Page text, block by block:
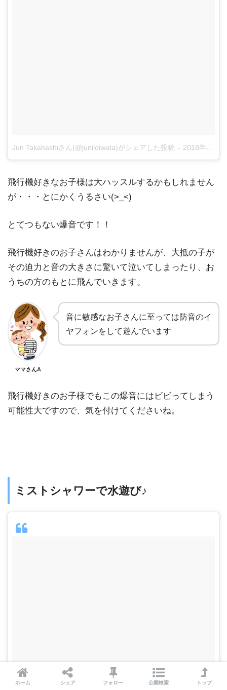
Jun Takahashiさん(@juniloiwata)がシェアした投稿 – 2018年 5月月26日午前5時40分PDT
飛行機好きなお子様は大ハッスルするかもしれません
が・・・とにかくうるさい(>_<)
とてつもない爆音です！！
飛行機好きのお子さんはわかりませんが、大抵の子が
その迫力と音の大きさに驚いて泣いてしまったり、お
うちの方のもとに飛んでいきます。
ママさんA
音に敏感なお子さんに至っては防音のイ
ヤフォンをして遊んでいます
飛行機好きのお子様でもこの爆音にはビビってしまう
可能性大ですので、気を付けてくださいね。
ミストシャワーで水遊び♪
ホーム シェア フォロー 公園検索 トップ